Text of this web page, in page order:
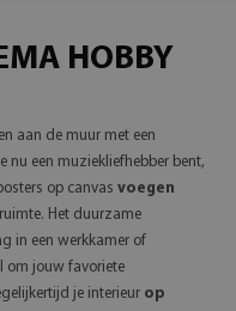
HOBBY
aan de muur met een
nu een muziekliefhebber bent,
op canvas voegen
Het duurzame
in een werkkamer of
om jouw favoriete
je interieur op